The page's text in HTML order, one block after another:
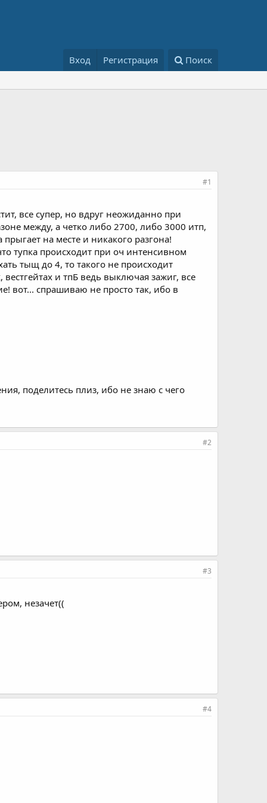
Вход Регистрация Поиск
#1
все супер, но вдруг неожиданно при
между, а четко либо 2700, либо 3000 итп,
на месте и никакого разгона!
тупка происходит при оч интенсивном
тыщ до 4, то такого не происходит
и тпБ ведь выключая зажиг, все
вот... спрашиваю не просто так, ибо в
поделитесь плиз, ибо не знаю с чего
#2
#3
незачет((
#4